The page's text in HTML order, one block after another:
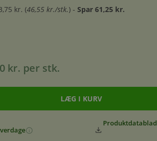
kr. (46,55 kr./stk.) - Spar 61,25 kr.
kr. per stk.
info download
Produktdatablad